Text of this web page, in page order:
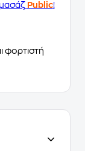
Public!
φορτιστή